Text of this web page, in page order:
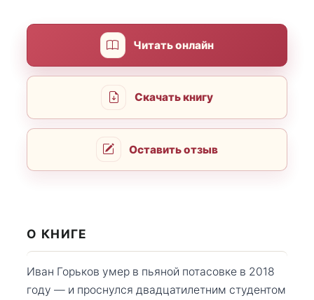
Читать онлайн
Скачать книгу
Оставить отзыв
О КНИГЕ
Иван Горьков умер в пьяной потасовке в 2018
году — и проснулся двадцатилетним студентом